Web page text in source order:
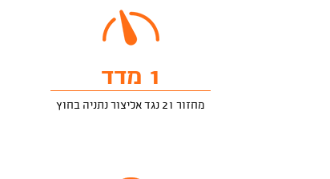
1 מדד
מחזור 21 נגד אליצור נתניה בחוץ